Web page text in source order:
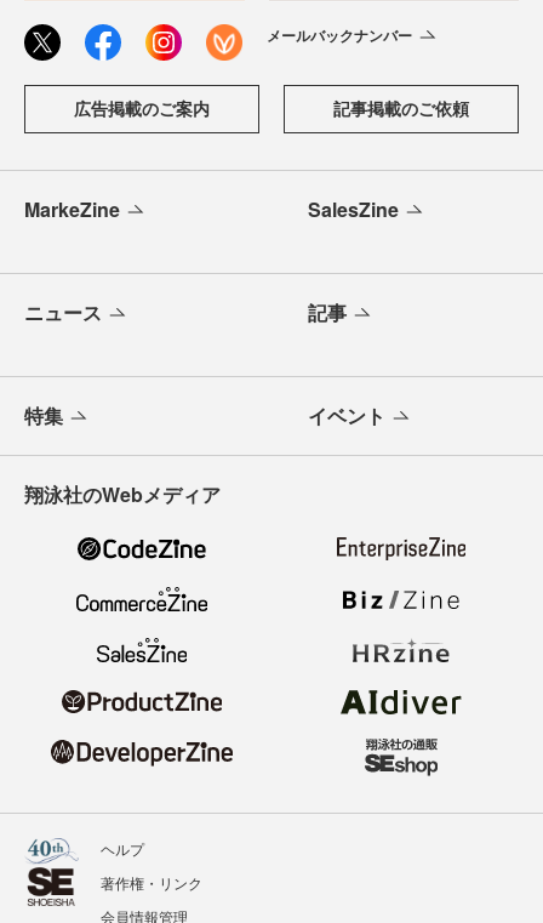
メールバックナンバー
広告掲載のご案内 記事掲載のご依頼
MarkeZine SalesZine
ニュース 記事
特集 イベント
翔泳社のWebメディア
ヘルプ
著作権・リンク
会員情報管理